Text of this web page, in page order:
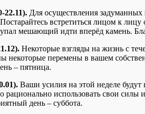
Для осуществления задуманных
Постарайтесь встретиться лицом к
упал мешающий идти вперёд камень.
Некоторые взгляды на жизнь с
некоторые перемены в вашем
– пятница.
Ваши усилия на этой неделе
рационально использовать свои
день – суббота.